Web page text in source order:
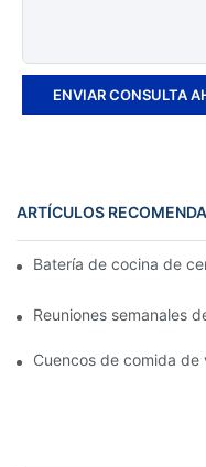
ENVIAR CONSULTA
ARTÍCULOS
Batería de cocina de
Reuniones semanales
Cuencos de comida